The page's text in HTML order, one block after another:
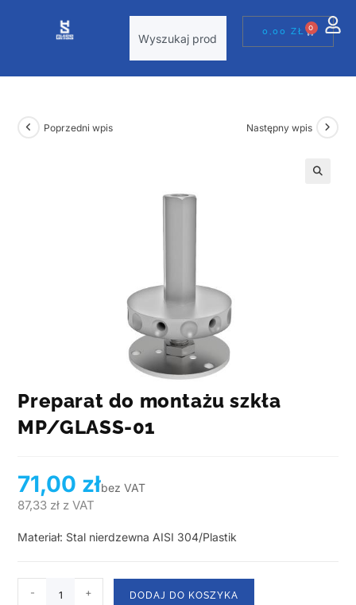
0,00ZŁ 0
Poprzedni wpis Następny wpis
Preparat do montażu szkła
MP/GLASS-01
71,00 złbez VAT
87,33 zł z VAT
Materiał: Stal nierdzewna AISI 304/Plastik
- + DODAJ DO KOSZYKA